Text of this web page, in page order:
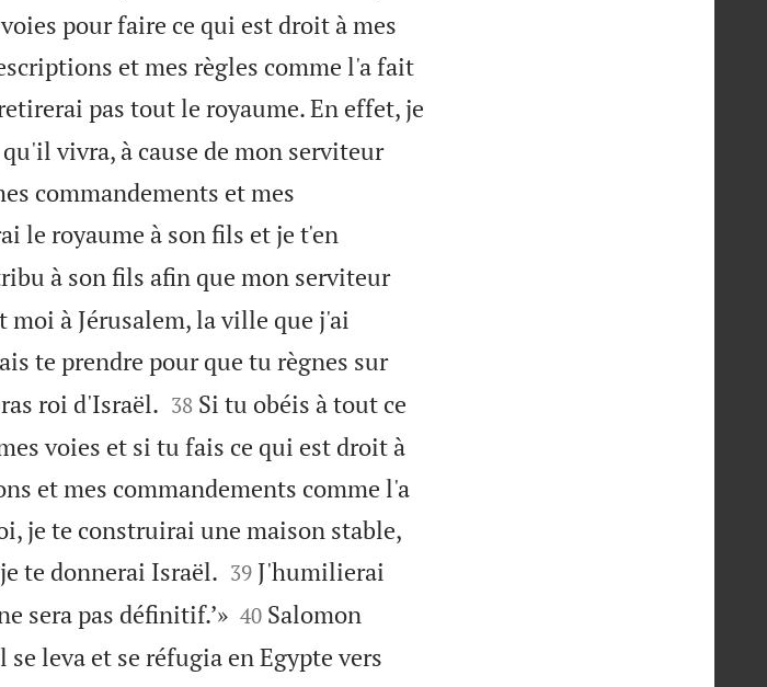
pour faire ce qui est droit à mes
et mes règles comme l'a fait
pas tout le royaume. En effet, je
vivra, à cause de mon serviteur
commandements et mes
le royaume à son fils et je t'en
à son fils afin que mon serviteur
à Jérusalem, la ville que j'ai
te prendre pour que tu règnes sur
roi d'Israël.
38 Si tu obéis à tout ce
voies et si tu fais ce qui est droit à
et mes commandements comme l'a
je te construirai une maison stable,
te donnerai Israël.
39 J'humilierai
sera pas définitif.’»
40 Salomon
leva et se réfugia en Egypte vers